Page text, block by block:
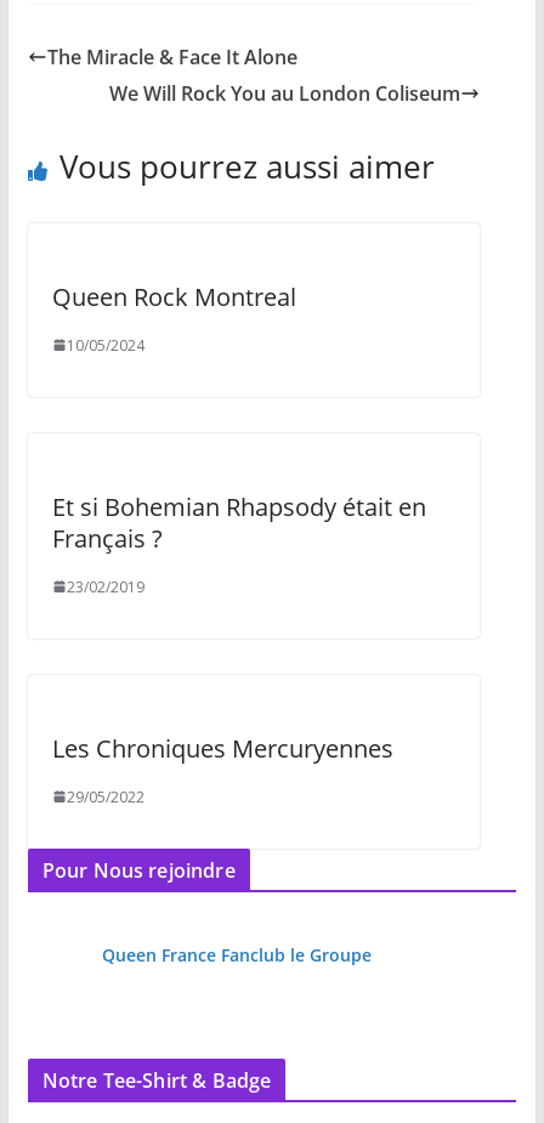
The Miracle & Face It Alone
We Will Rock You au London Coliseum
Vous pourrez aussi aimer
Queen Rock Montreal
10/05/2024
Et si Bohemian Rhapsody était en
Français ?
23/02/2019
Les Chroniques Mercuryennes
29/05/2022
Pour Nous rejoindre
Queen France Fanclub le Groupe
Notre Tee-Shirt & Badge